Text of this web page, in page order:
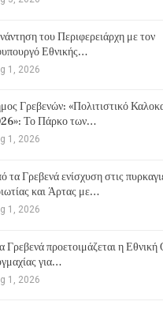
του Περιφερειάρχη με τον
Εθνικής…
1, 2026
Γρεβενών: «Πολιτιστικό
Το Πάρκο των…
1, 2026
τα Γρεβενά ενίσχυση στις
και Άρτας με…
1, 2026
Γρεβενά προετοιμάζεται η
για…
1, 2026